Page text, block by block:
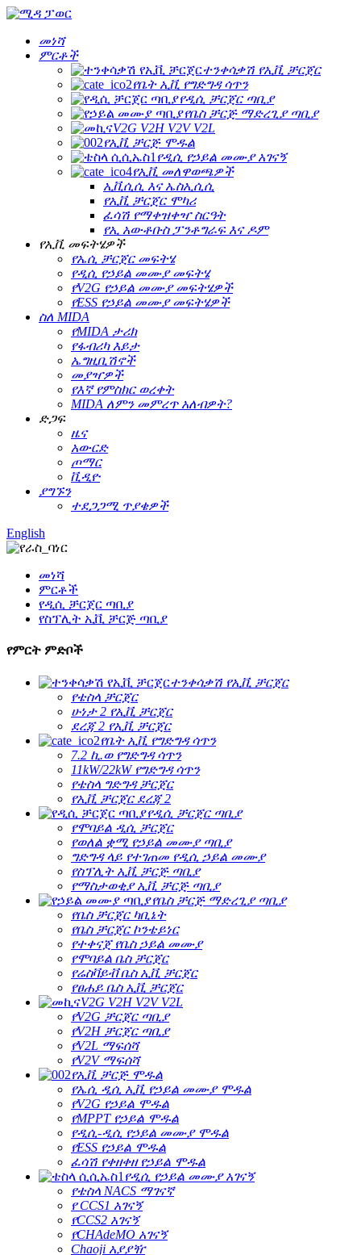
መነሻ
ምርቶች
ተንቀሳቃሽ የኢቪ ቻርጀር
የቤት ኢቪ የግድግዳ ሳጥን
የዲሲ ቻርጀር ጣቢያ
የቤስ ቻርጅ ማድረጊያ ጣቢያ
V2G V2H V2V V2L
የኢቪ ቻርጅ ሞዱል
የዲሲ የኃይል መሙያ አገናኝ
የኢቪ መለዋወጫዎች
ኢቪሲሲ እና ኤስኢሲሲ
የኢቪ ቻርጀር ሞካሪ
ፈሳሽ የማቀዝቀዣ ስርዓት
የኢ አውቶቡስ ፓንቶግራፍ እና ዶም
የኢቪ መፍትሄዎች
የኤሲ ቻርጀር መፍትሄ
የዲሲ የኃይል መሙያ መፍትሄ
የV2G የኃይል መሙያ መፍትሄዎች
የESS የኃይል መሙያ መፍትሄዎች
ስለ MIDA
የMIDA ታሪክ
የፋብሪካ እይታ
ኤግዚቢሽኖች
መያዣዎች
የእኛ የምስክር ወረቀት
MIDA ለምን መምረጥ አለብዎት?
ድጋፍ
ዜና
አውርድ
ጦማር
ቪዲዮ
ያግኙን
ተደጋጋሚ ጥያቄዎች
English
መነሻ
ምርቶች
የዲሲ ቻርጀር ጣቢያ
የስፕሊት ኢቪ ቻርጅ ጣቢያ
የምርት ምድቦች
ተንቀሳቃሽ የኢቪ ቻርጀር
የቴስላ ቻርጀር
ሁነታ 2 የኢቪ ቻርጀር
ደረጃ 2 የኢቪ ቻርጀር
የቤት ኢቪ የግድግዳ ሳጥን
7.2 ኪ.ወ የግድግዳ ሳጥን
11kW/22kW የግድግዳ ሳጥን
የቴስላ ግድግዳ ቻርጀር
የኢቪ ቻርጀር ደረጃ 2
የዲሲ ቻርጀር ጣቢያ
የሞባይል ዲሲ ቻርጀር
የወለል ቋሚ የኃይል መሙያ ጣቢያ
ግድግዳ ላይ የተገጠመ የዲሲ ኃይል መሙያ
የስፕሊት ኢቪ ቻርጅ ጣቢያ
የማስታወቂያ ኢቪ ቻርጅ ጣቢያ
የቤስ ቻርጅ ማድረጊያ ጣቢያ
የቤስ ቻርጀር ካቢኔት
የቤስ ቻርጀር ኮንቴይነር
የተቀናጀ የቤስ ​​ኃይል መሙያ
የሞባይል ቤስ ቻርጀር
የሬስቫይቭ ቤስ ኢቪ ቻርጀር
የፀሐይ ቤስ ኢቪ ቻርጀር
V2G V2H V2V V2L
የV2G ቻርጀር ጣቢያ
የV2H ቻርጀር ጣቢያ
የV2L ማፍሰሻ
የV2V ማፍሰሻ
የኢቪ ቻርጅ ሞዱል
የኤሲ ዲሲ ኢቪ የኃይል መሙያ ሞዱል
የV2G የኃይል ሞዱል
የMPPT የኃይል ሞዱል
የዲሲ-ዲሲ የኃይል መሙያ ሞዱል
የESS የኃይል ሞዱል
ፈሳሽ የቀዘቀዘ የኃይል ሞዱል
የዲሲ የኃይል መሙያ አገናኝ
የቴስላ NACS ማገናኛ
የ CCS1 አገናኝ
የCCS2 አገናኝ
የCHAdeMO አገናኝ
Chaoji አያያዥ